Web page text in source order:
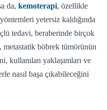
da, kemoterapi, özellikle
yetersiz kaldığında
tedavi, beraberinde birçok
böbrek tümörünün
kullanılan yaklaşımları ve
nasıl başa çıkabileceğini